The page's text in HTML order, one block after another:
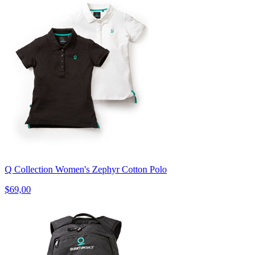
Q Collection Women's Zephyr Cotton Polo
$69,00